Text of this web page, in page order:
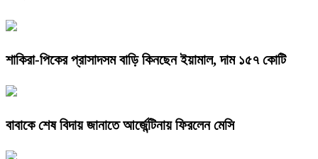
শাকিরা-পিকের প্রাসাদসম বাড়ি কিনছেন ইয়ামাল, দাম ১৫৭ কোটি
বাবাকে শেষ বিদায় জানাতে আর্জেন্টিনায় ফিরলেন মেসি